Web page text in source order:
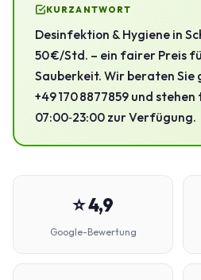
KURZANTWORT
Desinfektion & Hygiene in
50 €/Std. – ein fairer Preis
Sauberkeit. Wir beraten Sie
+49 170 8877859 und
07:00‑23:00 zur Verfügung.
⭐ 4,9
Google-Bewertung